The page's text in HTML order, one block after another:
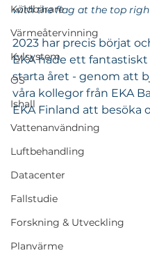
Köldbärare
Värmeåtervinning
Kylsystem
OS
Ishall
Vattenanvändning
Luftbehandling
Datacenter
Fallstudie
Forskning & Utveckling
Planvärme
with the flag at the top
2023 har precis börjat
EKA hade ett
starta året - genom att
våra kollegor från EKA
EKA Finland att besöka